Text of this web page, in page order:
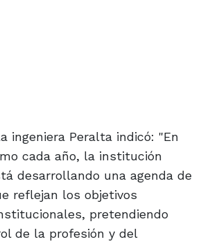
ingeniera Peralta indicó: "En
cada año, la institución
desarrollando una agenda de
reflejan los objetivos
pretendiendo
de la profesión y del